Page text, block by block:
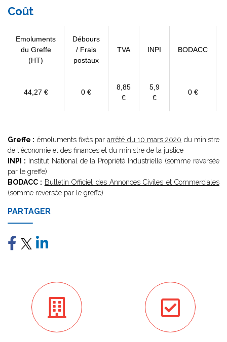
Coût
Emoluments
du Greffe
(HT)
Débours
/ Frais
postaux
TVA INPI BODACC
44,27 € 0 €
8,85
€
5,9
€
0 €
Greffe : émoluments fixés pararrêté du 10 mars 2020 du ministre
de l'économie et des finances et du ministre de la justice
INPI : Institut National de la Propriété Industrielle (somme reversée
par le greffe)
BODACC : Bulletin Officiel des Annonces Civiles et Commerciales
(somme reversée par le greffe)
PARTAGER